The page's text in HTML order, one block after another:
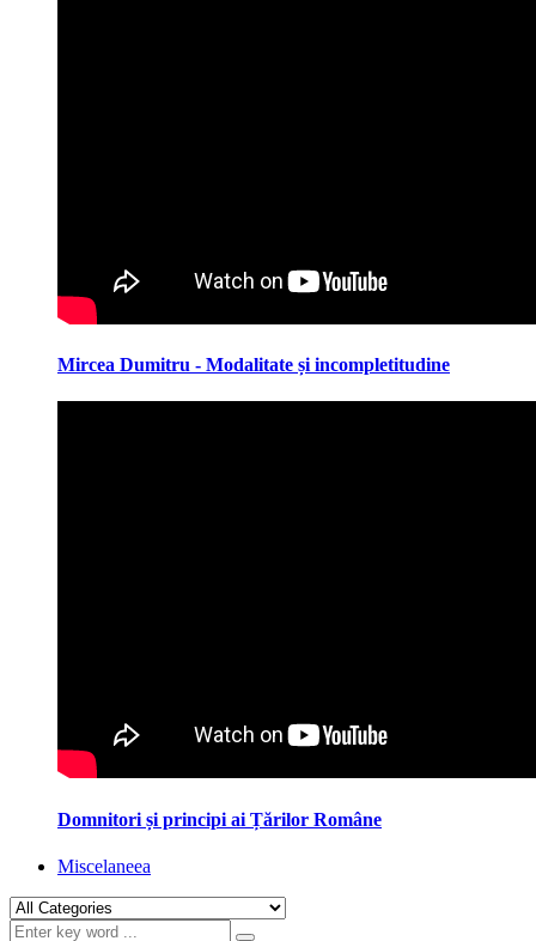
Mircea Dumitru - Modalitate și incompletitudine
Domnitori și principi ai Țărilor Române
Miscelaneea